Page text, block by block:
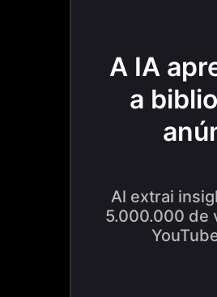
A IA
a
Al extrai
5.000.000 de